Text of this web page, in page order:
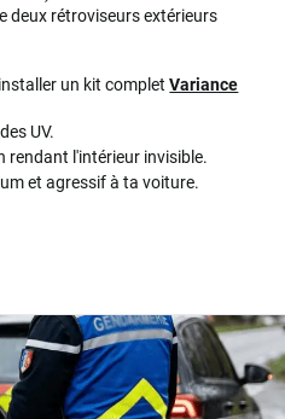
deux rétroviseurs extérieurs
un kit completVariance
UV.
rendant l'intérieur invisible.
et agressif à ta voiture.